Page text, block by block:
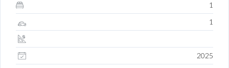
1
1
2025